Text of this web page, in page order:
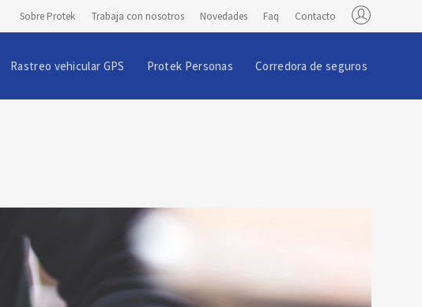
Sobre Protek Trabaja con nosotros Novedades Faq Contacto
Rastreo vehicular GPS Protek Personas Corredora de seguros